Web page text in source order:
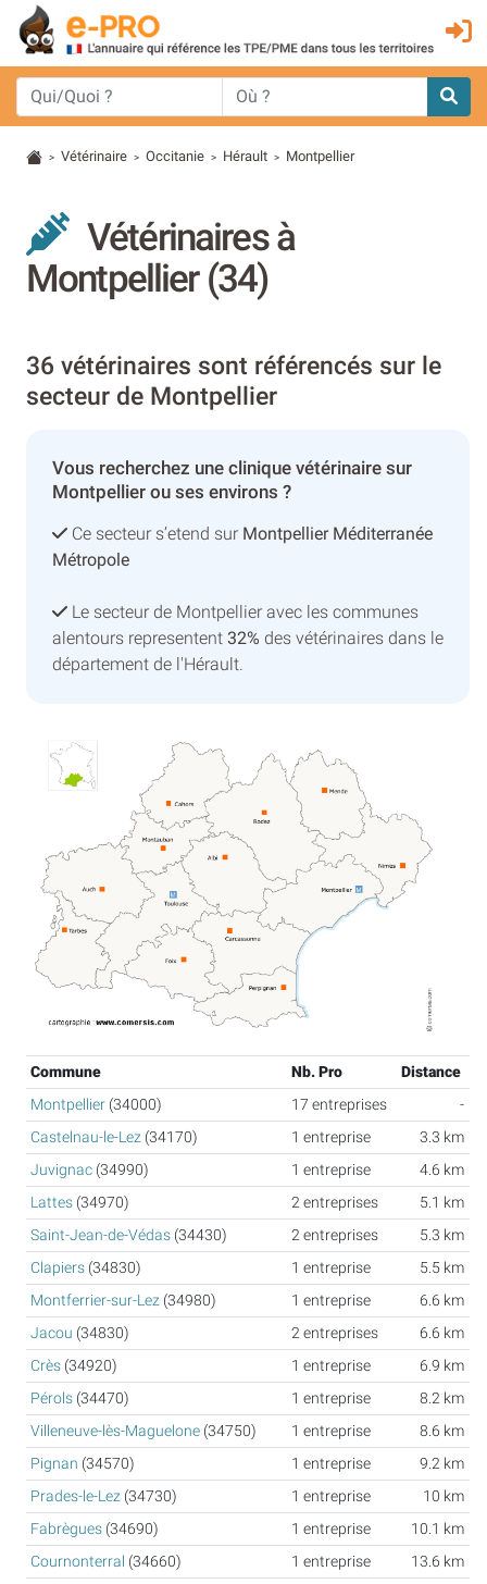
> Vétérinaire > Occitanie > Hérault > Montpellier
Vétérinaires à
Montpellier (34)
36 vétérinaires sont référencés sur le
secteur de Montpellier
Vous recherchez une clinique vétérinaire sur
Montpellier ou ses environs ?
Ce secteur s’etend sur Montpellier Méditerranée
Métropole
Le secteur de Montpellier avec les communes
alentours representent 32% des vétérinaires dans le
département de l'Hérault.
Commune Nb. Pro
Distance
Montpellier (34000) 17 entreprises
-
Castelnau-le-Lez (34170) 1 entreprise
3.3 km
Juvignac (34990) 1 entreprise
4.6 km
Lattes (34970) 2 entreprises
5.1 km
Saint-Jean-de-Védas (34430) 2 entreprises
5.3 km
Clapiers (34830) 1 entreprise
5.5 km
Montferrier-sur-Lez (34980) 1 entreprise
6.6 km
Jacou (34830) 2 entreprises
6.6 km
Crès (34920) 1 entreprise
6.9 km
Pérols (34470) 1 entreprise
8.2 km
Villeneuve-lès-Maguelone (34750) 1 entreprise
8.6 km
Pignan (34570) 1 entreprise
9.2 km
Prades-le-Lez (34730) 1 entreprise
10 km
Fabrègues (34690) 1 entreprise
10.1 km
Cournonterral (34660) 1 entreprise
13.6 km